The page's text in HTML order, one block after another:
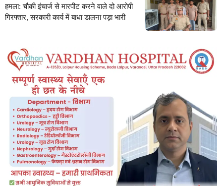
हमला: चौकी इंचार्ज से मारपीट करने वाले दो आरोपी
गिरफ्तार, सरकारी कार्य में बाधा डालना पड़ा भारी